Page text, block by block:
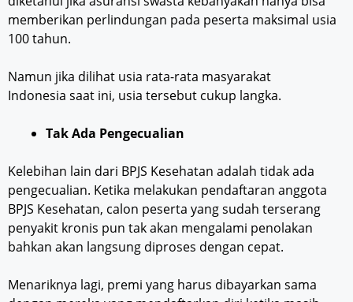
memberikan perlindungan pada peserta maksimal usia
100 tahun.
Namun jika dilihat usia rata-rata masyarakat
Indonesia saat ini, usia tersebut cukup langka.
Tak Ada Pengecualian
Kelebihan lain dari BPJS Kesehatan adalah tidak ada
pengecualian. Ketika melakukan pendaftaran anggota
BPJS Kesehatan, calon peserta yang sudah terserang
penyakit kronis pun tak akan mengalami penolakan
bahkan akan langsung diproses dengan cepat.
Menariknya lagi, premi yang harus dibayarkan sama